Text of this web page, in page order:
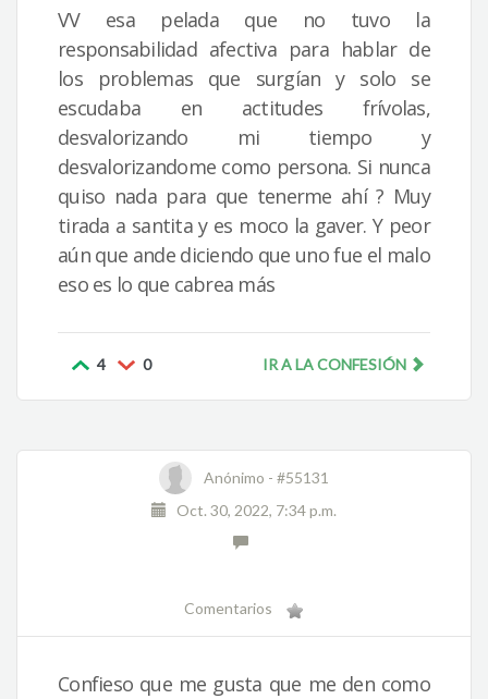
VV esa pelada que no tuvo la
responsabilidad afectiva para hablar de
los problemas que surgían y solo se
escudaba en actitudes frívolas,
desvalorizando mi tiempo y
desvalorizandome como persona. Si nunca
quiso nada para que tenerme ahí ? Muy
tirada a santita y es moco la gaver. Y peor
aún que ande diciendo que uno fue el malo
eso es lo que cabrea más
4 0 IR A LA CONFESIÓN
Anónimo - #55131
Oct. 30, 2022, 7:34 p.m.
Comentarios
Confieso que me gusta que me den como